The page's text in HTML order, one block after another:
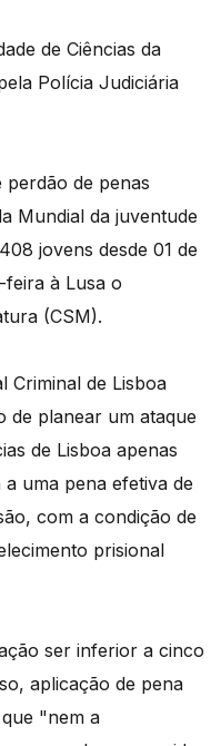
de Ciências da
Polícia Judiciária
perdão de penas
Mundial da juventude
jovens desde 01 de
à Lusa o
(CSM).
Criminal de Lisboa
de planear um ataque
de Lisboa apenas
uma pena efetiva de
com a condição de
prisional
ser inferior a cinco
aplicação de pena
"nem a